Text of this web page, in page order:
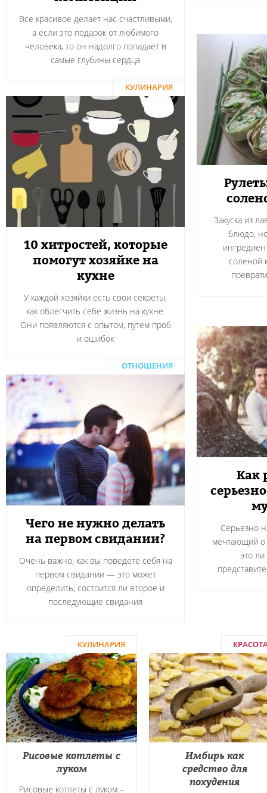
Все красивое делает нас счастливыми,
а если это подарок от любимого
человека, то он надолго попадает в
самые глубины сердца
Закуска из
блюдо,
соленой
КУЛИНАРИЯ
10 хитростей, которые
помогут хозяйке на
кухне
У каждой хозяйки есть свои секреты,
как облегчить себе жизнь на кухне.
Они появляются с опытом, путем проб
и ошибок
Как
Серьезно
мечтающий о
это
ОТНОШЕНИЯ
Чего не нужно делать
на первом свидании?
Очень важно, как вы поведете себя на
первом свидании — это может
определить, состоится ли второе и
последующие свидания
КУЛИНАРИЯ
Рисовые котлеты с
луком
Рисовые котлеты с луком –
Имбирь как
средство для
похудения